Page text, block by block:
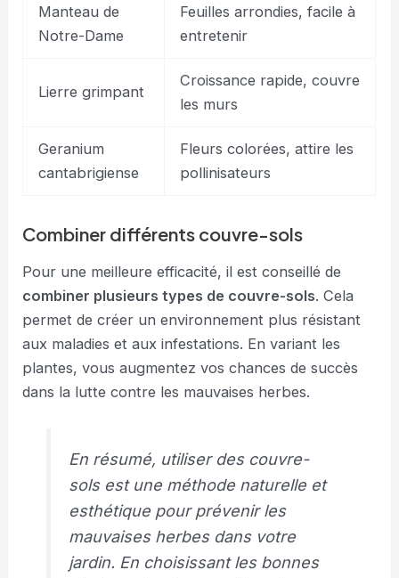
Manteau de
Notre-Dame
Feuilles arrondies, facile à
entretenir
Lierre grimpant
Croissance rapide, couvre
les murs
Geranium
cantabrigiense
Fleurs colorées, attire les
pollinisateurs
Combiner différents couvre-sols
Pour une meilleure efficacité, il est conseillé de
combiner plusieurs types de couvre-sols. Cela
permet de créer un environnement plus résistant
aux maladies et aux infestations. En variant les
plantes, vous augmentez vos chances de succès
dans la lutte contre les mauvaises herbes.
En résumé, utiliser des couvre-
sols est une méthode naturelle et
esthétique pour prévenir les
mauvaises herbes dans votre
jardin. En choisissant les bonnes